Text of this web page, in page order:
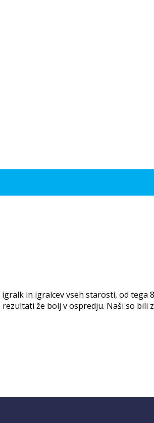
in igralcev vseh starosti, od
že bolj v ospredju. Naši so bili